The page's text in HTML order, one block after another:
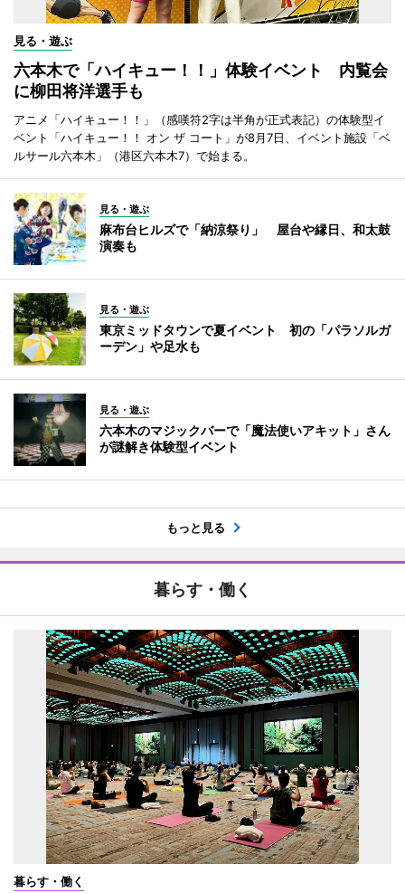
見る・遊ぶ
六本木で「ハイキュー！！」体験イベント 内覧会
に柳田将洋選手も
アニメ「ハイキュー！！」（感嘆符2字は半角が正式表記）の体験型イ
ベント「ハイキュー！！ オン ザ コート」が8月7日、イベント施設「ベ
ルサール六本木」（港区六本木7）で始まる。
見る・遊ぶ
麻布台ヒルズで「納涼祭り」 屋台や縁日、和太鼓
演奏も
見る・遊ぶ
東京ミッドタウンで夏イベント 初の「パラソルガ
ーデン」や足水も
見る・遊ぶ
六本木のマジックバーで「魔法使いアキット」さん
が謎解き体験型イベント
もっと見る
暮らす・働く
暮らす・働く